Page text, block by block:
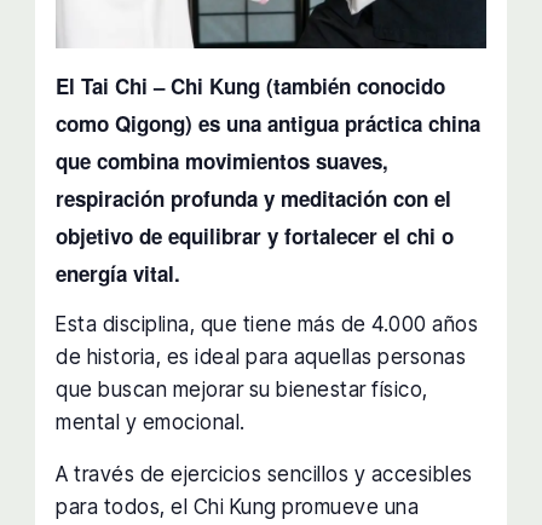
El Tai Chi – Chi Kung (también conocido
como Qigong) es una antigua práctica china
que combina movimientos suaves,
respiración profunda y meditación con el
objetivo de equilibrar y fortalecer el chi o
energía vital.
Esta disciplina, que tiene más de 4.000 años
de historia, es ideal para aquellas personas
que buscan mejorar su bienestar físico,
mental y emocional.
A través de ejercicios sencillos y accesibles
para todos, el Chi Kung promueve una